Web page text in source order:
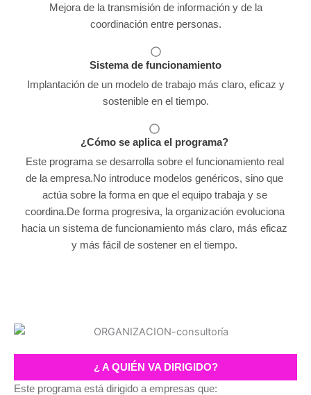
Mejora de la transmisión de información y de la
coordinación entre personas.
Sistema de funcionamiento
Implantación de un modelo de trabajo más claro, eficaz y
sostenible en el tiempo.
¿Cómo se aplica el programa?
Este programa se desarrolla sobre el funcionamiento real
de la empresa.No introduce modelos genéricos, sino que
actúa sobre la forma en que el equipo trabaja y se
coordina.De forma progresiva, la organización evoluciona
hacia un sistema de funcionamiento más claro, más eficaz
y más fácil de sostener en el tiempo.
¿ A QUIÉN VA DIRIGIDO?
Este programa está dirigido a empresas que: